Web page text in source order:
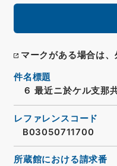
マークがある場合は、
件名標題
６ 最近ニ於ケル支那
レファレンスコード
B03050711700
所蔵館における請求番